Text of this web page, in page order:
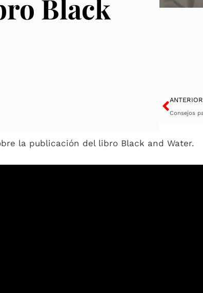
Black
Ant
ANTERIOR
la publicación del libro Black and Water.